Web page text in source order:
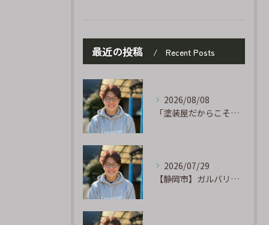
最近の投稿 Recent Posts
2026/08/08
「塗装屋だからこそ分かる防水の話」〜下地処理が寿命を決める〜
2026/07/29
【静岡市】ガルバリウム外壁のサビ補修｜タッチアップ塗装の手順を職人が解説